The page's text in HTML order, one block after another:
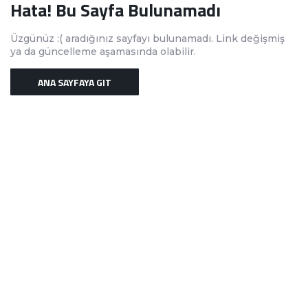
Hata! Bu Sayfa Bulunamadı
Üzgünüz :( aradığınız sayfayı bulunamadı. Link değişmiş
ya da güncelleme aşamasında olabilir.
ANA SAYFAYA GIT